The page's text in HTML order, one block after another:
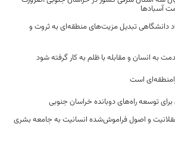
آسبادها
دانشگاهی تبدیل مزیت‌های منطقه‌ای به ثروت و
به انسان و مقابله با ظلم به کار گرفته شود
است
و اصول فراموش‌شده انسانیت به جامعه بشری